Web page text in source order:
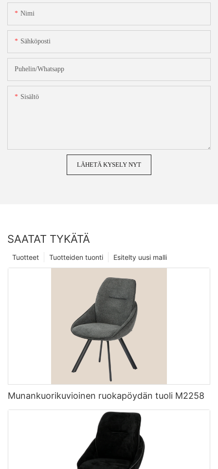
Nimi
Sähköposti
Puhelin/whatsapp
Sisältö
LÄHETÄ KYSELY NYT
SAATAT TYKÄTÄ
Esitelty uusi malli
Tuotteiden tuonti
Tuotteet
Munankuorikuvioinen ruokapöydän tuoli M2258